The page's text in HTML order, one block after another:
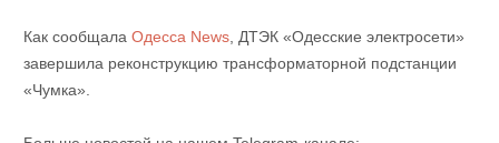
Как сообщала Одесса News, ДТЭК «Одесские электросети»
завершила реконструкцию трансформаторной подстанции
«Чумка».